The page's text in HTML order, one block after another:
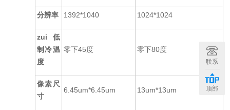
分辨率 1392*1040 1024*1024
zui低
制冷温
度
零下45度 零下80度
像素尺
寸
6.45um*6.45um 13um*13um
联系
顶部